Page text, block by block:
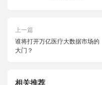
上一篇
谁将打开万亿医疗大数据市场的
大门？
相关推荐